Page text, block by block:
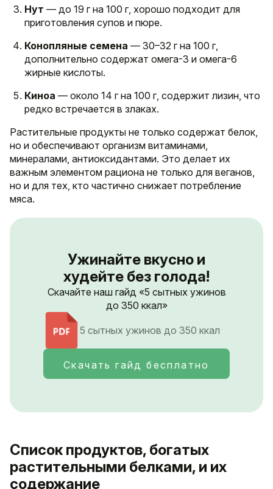
Нут — до 19 г на 100 г, хорошо подходит для
приготовления супов и пюре.
Конопляные семена — 30–32 г на 100 г,
дополнительно содержат омега-3 и омега-6
жирные кислоты.
Киноа — около 14 г на 100 г, содержит лизин, что
редко встречается в злаках.
Растительные продукты не только содержат белок,
но и обеспечивают организм витаминами,
минералами, антиоксидантами. Это делает их
важным элементом рациона не только для веганов,
но и для тех, кто частично снижает потребление
мяса.
Ужинайте вкусно и
худейте без голода!
Скачайте наш гайд «5 сытных ужинов
до 350 ккал»
5 сытных ужинов до 350 ккал
Скачать гайд бесплатно
Список продуктов, богатых
растительными белками, и их
содержание